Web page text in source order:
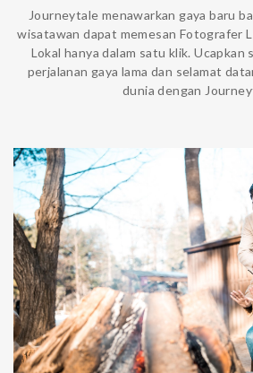
Journeytale menawarkan gaya baru
wisatawan dapat memesan Fotografer
Lokal hanya dalam satu klik. Ucapkan
perjalanan gaya lama dan selamat
dunia dengan